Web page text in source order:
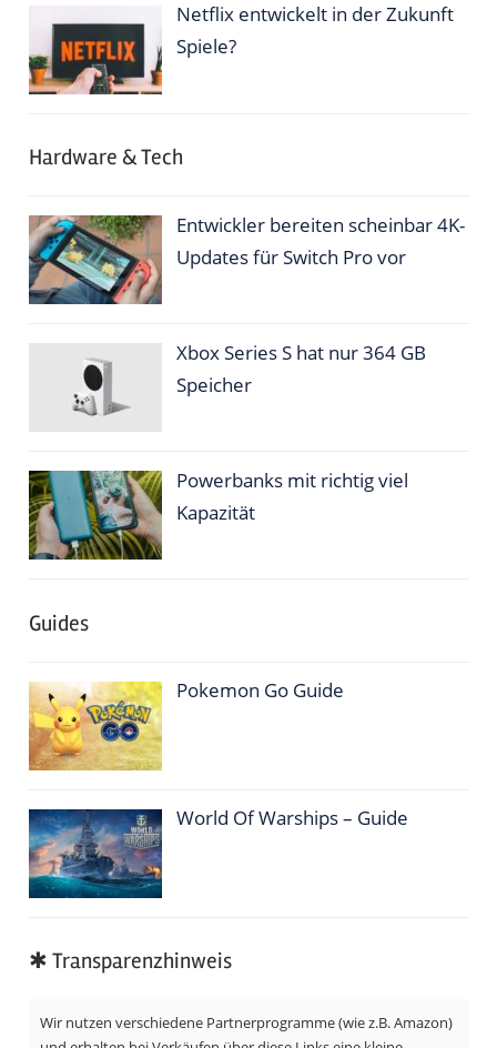
Netflix entwickelt in der Zukunft
Spiele?
Hardware & Tech
Entwickler bereiten scheinbar 4K-
Updates für Switch Pro vor
Xbox Series S hat nur 364 GB
Speicher
Powerbanks mit richtig viel
Kapazität
Guides
Pokemon Go Guide
World Of Warships – Guide
✱ Transparenzhinweis
Wir nutzen verschiedene Partnerprogramme (wie z.B. Amazon)